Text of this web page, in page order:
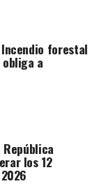
forestal
a
los 12